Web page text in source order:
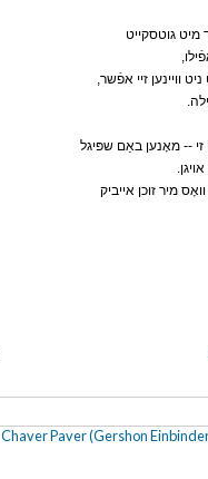
מיט גוטסקייט
וויינען זיי אפֿשר
-- מאָנען באַם שפּיגל
מיר זוכן אייביק
Chaver Paver (Gershon